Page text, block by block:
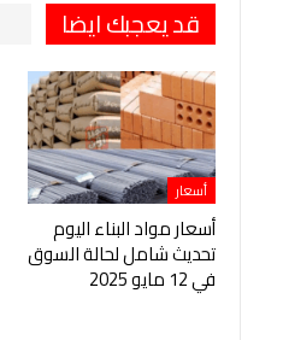
قد يعجبك ايضا
أسعار
أسعار مواد البناء اليوم
تحديث شامل لحالة السوق
في 12 مايو 2025